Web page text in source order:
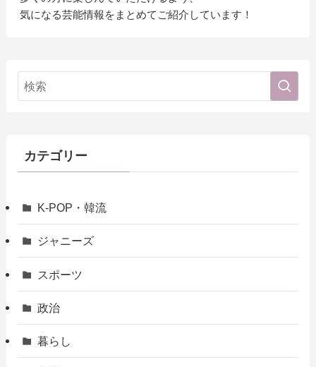
気になる芸能情報をまとめてご紹介しています！
カテゴリー
K-POP・韓流
ジャニーズ
スポーツ
政治
暮らし